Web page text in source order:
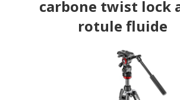
carbone twist lock
rotule fluide